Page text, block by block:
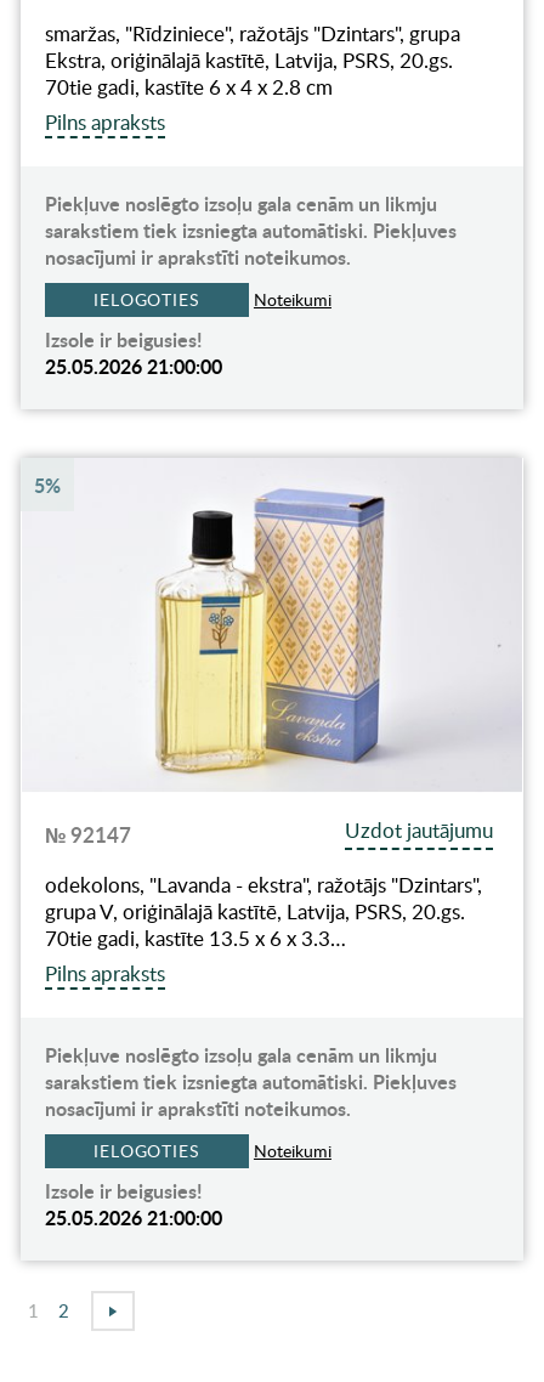
smaržas, "Rīdziniece", ražotājs "Dzintars", grupa
Ekstra, oriģinālajā kastītē, Latvija, PSRS, 20.gs.
70tie gadi, kastīte 6 x 4 x 2.8 cm
Pilns apraksts
Piekļuve noslēgto izsoļu gala cenām un likmju
sarakstiem tiek izsniegta automātiski. Piekļuves
nosacījumi ir aprakstīti noteikumos.
IELOGOTIES Noteikumi
Izsole ir beigusies!
25.05.2026 21:00:00
5%
№ 92147
Uzdot jautājumu
odekolons, "Lavanda - ekstra", ražotājs "Dzintars",
grupa V, oriģinālajā kastītē, Latvija, PSRS, 20.gs.
70tie gadi, kastīte 13.5 x 6 x 3.3…
Pilns apraksts
Piekļuve noslēgto izsoļu gala cenām un likmju
sarakstiem tiek izsniegta automātiski. Piekļuves
nosacījumi ir aprakstīti noteikumos.
IELOGOTIES Noteikumi
Izsole ir beigusies!
25.05.2026 21:00:00
1 2